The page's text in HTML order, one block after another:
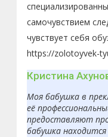
самочувствием
чувствует себя
https://zolotoyvek-
Кристина
Моя бабушка в
её
предоставляют
бабушка